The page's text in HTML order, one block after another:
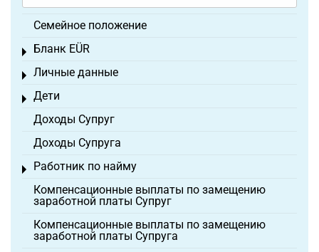
Семейное положение
Бланк EÜR
Toggle menu
Личные данные
Toggle menu
Дети
Toggle menu
Доходы Супруг
Доходы Супруга
Работник по найму
Toggle menu
Компенсационные выплаты по замещению
заработной платы Супруг
Компенсационные выплаты по замещению
заработной платы Супруга